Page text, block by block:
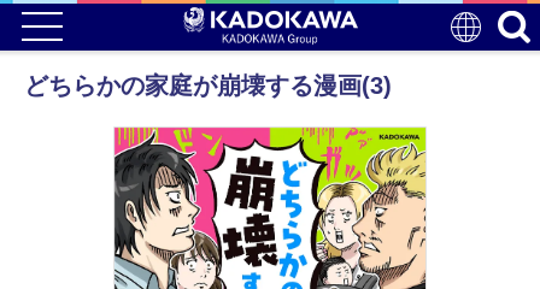
どちらかの家庭が崩壊する漫画(3)